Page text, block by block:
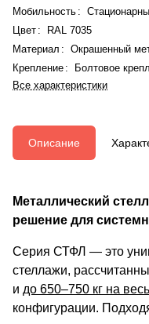
Мобильность :
Цвет :
RAL 7035
Материал : Окрашенный
Крепление :
Болтовое
Все характеристики
Описание
Металлический
решение для
Серия СТФЛ — это
стеллажи,
и до 650–750 кг на
конфигурации.